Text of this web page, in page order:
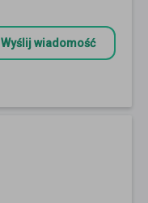
Wyślij wiadomość